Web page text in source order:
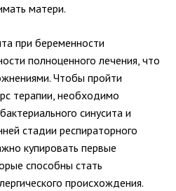
матери.
при беременности
полноценного лечения, что
Чтобы пройти
терапии, необходимо
синусита и
стадии респираторного
купировать первые
способны стать
происхождения.